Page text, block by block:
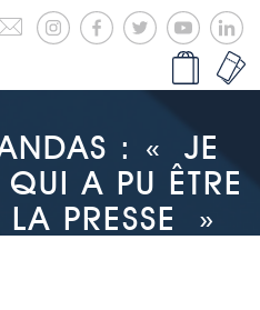
: « JE
A PU ÊTRE
PRESSE »